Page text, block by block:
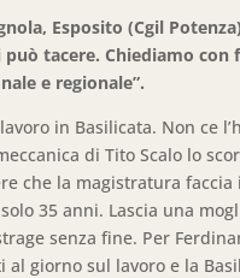
Esposito (Cgil
tacere. Chiediamo con
e regionale”.
in Basilicata. Non ce
di Tito Scalo lo
che la magistratura
35 anni. Lascia una
senza fine. Per
al giorno sul lavoro e la